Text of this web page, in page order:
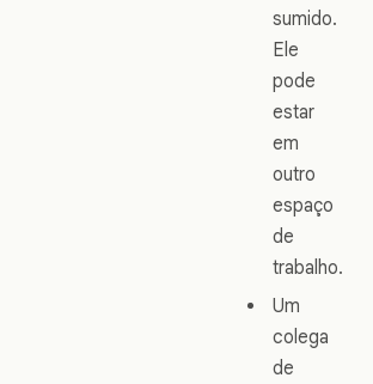
sumido.
Ele
pode
estar
em
outro
espaço
de
trabalho.
Um
colega
de